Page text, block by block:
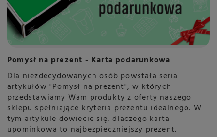
Pomysł na prezent - Karta podarunkowa
Dla niezdecydowanych osób powstała seria
artykułów "Pomysł na prezent", w których
przedstawiamy Wam produkty z oferty naszego
sklepu spełniające kryteria prezentu idealnego. W
tym artykule dowiecie się, dlaczego karta
upominkowa to najbezpieczniejszy prezent.